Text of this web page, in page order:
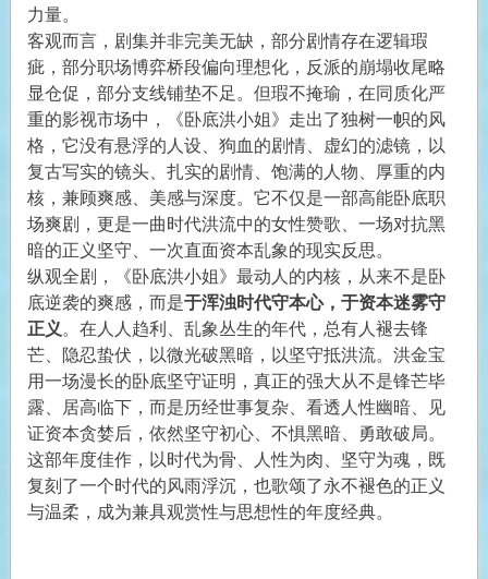
力量。
客观而言，剧集并非完美无缺，部分剧情存在逻辑瑕
疵，部分职场博弈桥段偏向理想化，反派的崩塌收尾略
显仓促，部分支线铺垫不足。但瑕不掩瑜，在同质化严
重的影视市场中，《卧底洪小姐》走出了独树一帜的风
格，它没有悬浮的人设、狗血的剧情、虚幻的滤镜，以
复古写实的镜头、扎实的剧情、饱满的人物、厚重的内
核，兼顾爽感、美感与深度。它不仅是一部高能卧底职
场爽剧，更是一曲时代洪流中的女性赞歌、一场对抗黑
暗的正义坚守、一次直面资本乱象的现实反思。
纵观全剧，《卧底洪小姐》最动人的内核，从来不是卧
底逆袭的爽感，而是于浑浊时代守本心，于资本迷雾守
正义。在人人趋利、乱象丛生的年代，总有人褪去锋
芒、隐忍蛰伏，以微光破黑暗，以坚守抵洪流。洪金宝
用一场漫长的卧底坚守证明，真正的强大从不是锋芒毕
露、居高临下，而是历经世事复杂、看透人性幽暗、见
证资本贪婪后，依然坚守初心、不惧黑暗、勇敢破局。
这部年度佳作，以时代为骨、人性为肉、坚守为魂，既
复刻了一个时代的风雨浮沉，也歌颂了永不褪色的正义
与温柔，成为兼具观赏性与思想性的年度经典。